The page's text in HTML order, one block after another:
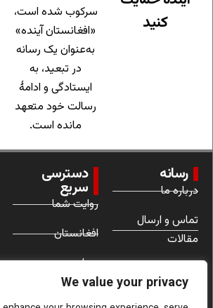
We value your privacy
کنید
سرکوب شده است،
«افغانستان آینده»
به‌عنوان یک رسانه
در تبعید، به
ایستادگی و ادامهٔ
رسالت خود متعهد
مانده است.
رسانه
درباره ما
تماس و ارسال
مقالات
دسترسی
سریع
روایت شما
افغانستان
جهان